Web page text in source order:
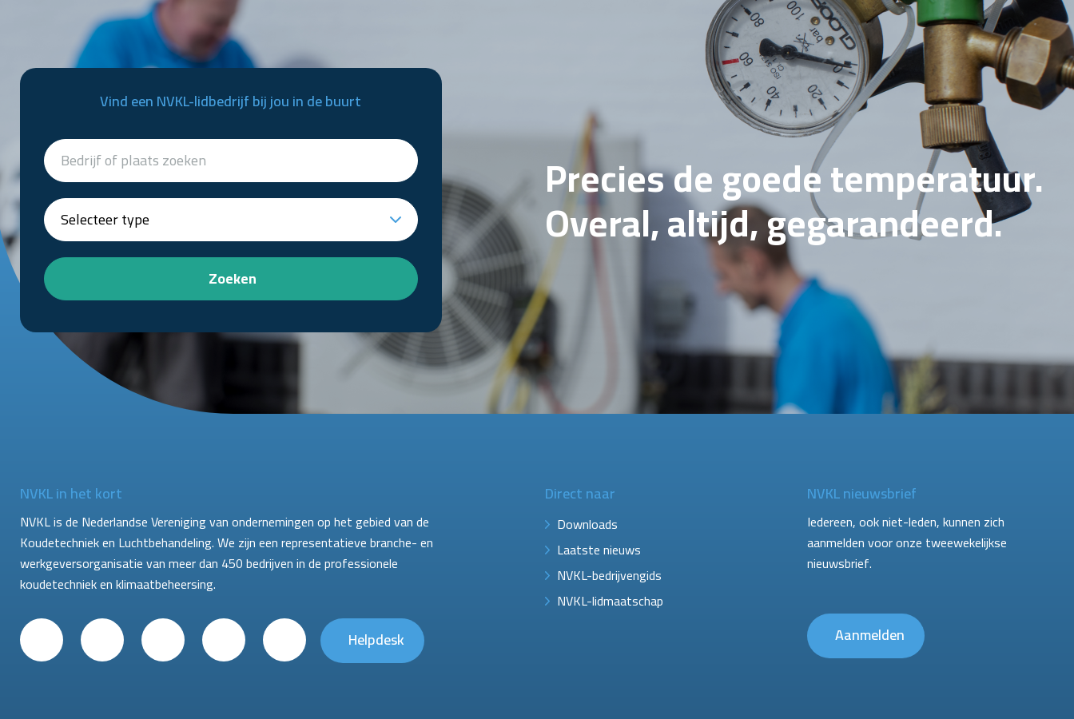
Vind een NVKL-lidbedrijf bij jou in de buurt
Zoeken
Precies de goede temperatuur.
Overal, altijd, gegarandeerd.
NVKL in het kort
NVKL is de Nederlandse Vereniging van ondernemingen op het gebied van de
Koudetechniek en Luchtbehandeling. We zijn een representatieve branche- en
werkgeversorganisatie van meer dan 450 bedrijven in de professionele
koudetechniek en klimaatbeheersing.
Helpdesk
Direct naar
Downloads
Laatste nieuws
NVKL-bedrijvengids
NVKL-lidmaatschap
NVKL nieuwsbrief
Iedereen, ook niet-leden, kunnen zich
aanmelden voor onze tweewekelijkse
nieuwsbrief.
Aanmelden